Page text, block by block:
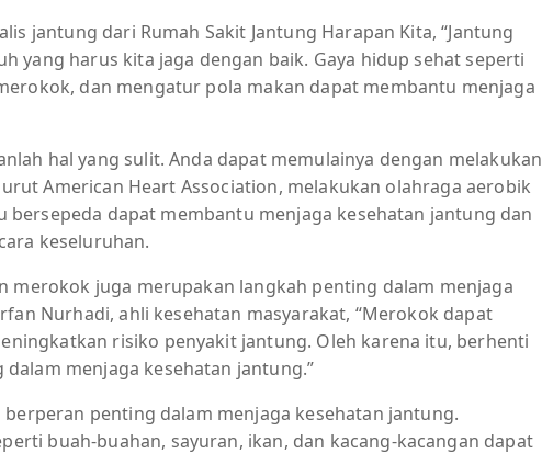
jantung dari Rumah Sakit Jantung Harapan Kita, “Jantung
yang harus kita jaga dengan baik. Gaya hidup sehat seperti
dan mengatur pola makan dapat membantu menjaga
hal yang sulit. Anda dapat memulainya dengan melakukan
American Heart Association, melakukan olahraga aerobik
bersepeda dapat membantu menjaga kesehatan jantung dan
keseluruhan.
merokok juga merupakan langkah penting dalam menjaga
Nurhadi, ahli kesehatan masyarakat, “Merokok dapat
risiko penyakit jantung. Oleh karena itu, berhenti
menjaga kesehatan jantung.”
penting dalam menjaga kesehatan jantung.
buah-buahan, sayuran, ikan, dan kacang-kacangan dapat